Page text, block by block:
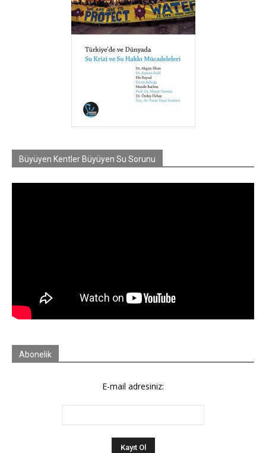
Büyüyen Kentler Büyüyen Su Sorunu
Abonelik
E-mail adresiniz: